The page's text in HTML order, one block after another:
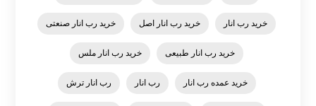
خرید رب انار خرید رب انار اصل خرید رب انار صنعتی
خرید رب انار طبیعی خرید رب انار ملس
خرید عمده رب انار رب انار رب انار ترش